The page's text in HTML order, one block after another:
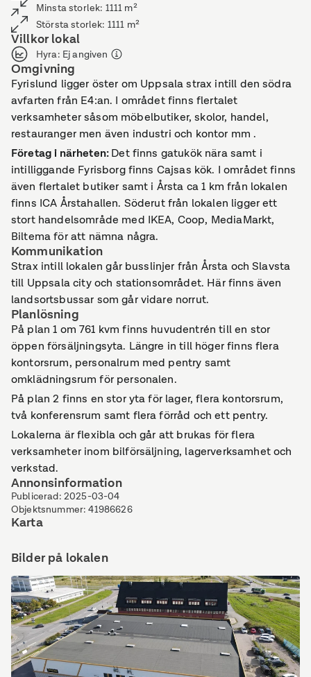
Minsta storlek: 1111 m²
Största storlek: 1111 m²
Villkor lokal
Hyra: Ej angiven
Omgivning
Fyrislund ligger öster om Uppsala strax intill den södra
avfarten från E4:an. I området finns flertalet
verksamheter såsom möbelbutiker, skolor, handel,
restauranger men även industri och kontor mm .
Företag i närheten:Det finns gatukök nära samt i
intilliggande Fyrisborg finns Cajsas kök. I området finns
även flertalet butiker samt i Årsta ca 1 km från lokalen
finns ICA Årstahallen. Söderut från lokalen ligger ett
stort handelsområde med IKEA, Coop, MediaMarkt,
Biltema för att nämna några.
Kommunikation
Strax intill lokalen går busslinjer från Årsta och Slavsta
till Uppsala city och stationsområdet. Här finns även
landsortsbussar som går vidare norrut.
Planlösning
På plan 1 om 761 kvm finns huvudentrén till en stor
öppen försäljningsyta. Längre in till höger finns flera
kontorsrum, personalrum med pentry samt
omklädningsrum för personalen.
På plan 2 finns en stor yta för lager, flera kontorsrum,
två konferensrum samt flera förråd och ett pentry.
Lokalerna är flexibla och går att brukas för flera
verksamheter inom bilförsäljning, lagerverksamhet och
verkstad.
Annonsinformation
Publicerad: 2025-03-04
Objektsnummer:41986626
Karta
Bilder på lokalen